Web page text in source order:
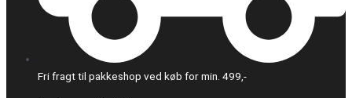
Fri fragt til pakkeshop ved køb for min. 499,-